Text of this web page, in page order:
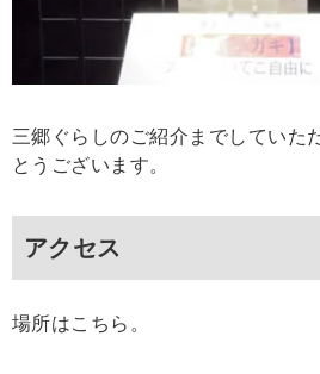
三郷ぐらしのご紹介までしていた
とうございます。
アクセス
場所はこちら。